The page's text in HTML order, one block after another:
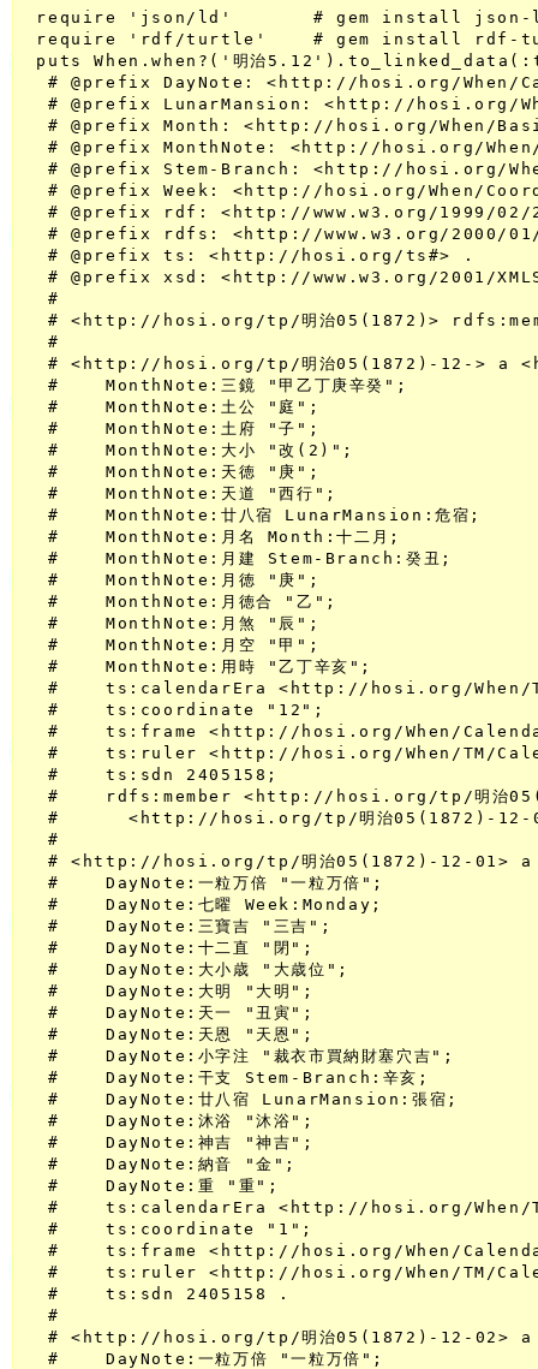
require 'json/ld'       # gem install json-
require 'rdf/turtle'    # gem install rdf-
puts When.when?('明治
# @prefix DayNote: <http://hosi.org/When/
# @prefix LunarMansion: <http://hosi.org/
# @prefix Month: <http://hosi.org/When/
# @prefix MonthNote: <http://hosi.org/
# @prefix Stem-Branch: <http://hosi.org/
# @prefix Week: <http://hosi.org/When/
# @prefix rdf: <http://www.w3.org/1999/
# @prefix rdfs: <http://www.w3.org/2000/
  # @prefix ts: <http://hosi.org/ts#> .
# @prefix xsd: <http://www.w3.org/2001/
  #
# <http://hosi.org/tp/明治05(1872)>
  #
# <http://hosi.org/tp/明治05(1872)-12-> a
  #    MonthNote:三鏡 "甲乙丁庚辛癸";
  #    MonthNote:土公 "庭";
  #    MonthNote:土府 "子";
  #    MonthNote:大小 "改(2)";
  #    MonthNote:天徳 "庚";
  #    MonthNote:天道 "西行";
  #    MonthNote:廿八宿 LunarMansion:危宿;
  #    MonthNote:月名 Month:十二月;
  #    MonthNote:月建 Stem-Branch:癸丑;
  #    MonthNote:月徳 "庚";
  #    MonthNote:月徳合 "乙";
  #    MonthNote:月煞 "辰";
  #    MonthNote:月空 "甲";
  #    MonthNote:用時 "乙丁辛亥";
#    ts:calendarEra <http://hosi.org/When/
  #    ts:coordinate "12";
#    ts:frame <http://hosi.org/When/
#    ts:ruler <http://hosi.org/When/TM/
  #    ts:sdn 2405158;
#    rdfs:member <http://hosi.org/tp/明治
#      <http://hosi.org/tp/明治05(1872)-12-
  #
# <http://hosi.org/tp/明治05(1872)-12-01>
  #    DayNote:一粒万倍 "一粒万倍";
  #    DayNote:七曜 Week:Monday;
  #    DayNote:三寶吉 "三吉";
  #    DayNote:十二直 "閉";
  #    DayNote:大小歳 "大歳位";
  #    DayNote:大明 "大明";
  #    DayNote:天一 "丑寅";
  #    DayNote:天恩 "天恩";
  #    DayNote:小字注 "裁衣市買納財塞穴吉";
  #    DayNote:干支 Stem-Branch:辛亥;
  #    DayNote:廿八宿 LunarMansion:張宿;
  #    DayNote:沐浴 "沐浴";
  #    DayNote:神吉 "神吉";
  #    DayNote:納音 "金";
  #    DayNote:重 "重";
#    ts:calendarEra <http://hosi.org/When/
  #    ts:coordinate "1";
#    ts:frame <http://hosi.org/When/
#    ts:ruler <http://hosi.org/When/TM/
  #    ts:sdn 2405158 .
  #
# <http://hosi.org/tp/明治05(1872)-12-02>
  #    DayNote:一粒万倍 "一粒万倍";